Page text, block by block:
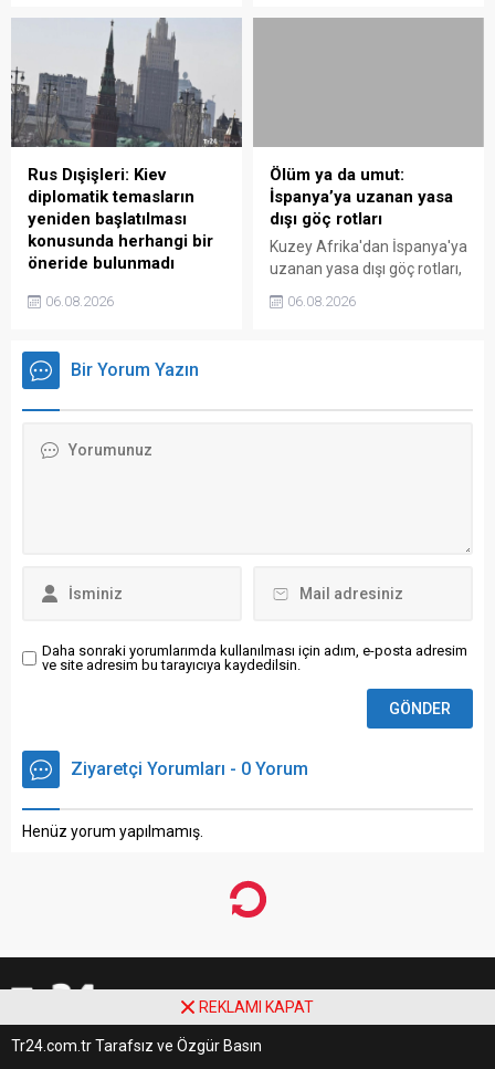
bildirilirken, tüm yolcular için
Ebola ve kolera taraması
başlatıldı.
Rus Dışişleri: Kiev
diplomatik temasların
yeniden başlatılması
konusunda herhangi bir
öneride bulunmadı
Rusya Dışişleri Bakanlığı'nın
açıklamasına göre Kiev'den
diplomatik temasların
yeniden başlatılması
06.08.2026
Ölüm ya da umut:
İspanya’ya uzanan yasa
dışı göç rotları
Kuzey Afrika'dan İspanya'ya
uzanan yasa dışı göç rotları,
on binlerce insanın hayatını
tehlikeye atıyor. Ancak bu
06.08.2026
Bir Yorum Yazın
Daha sonraki yorumlarımda kullanılması için adım, e-posta adresim
ve site adresim bu tarayıcıya kaydedilsin.
Ziyaretçi Yorumları - 0 Yorum
Henüz yorum yapılmamış.
Tr24.com.tr Tarafsız ve Özgür Basın
REKLAMI KAPAT